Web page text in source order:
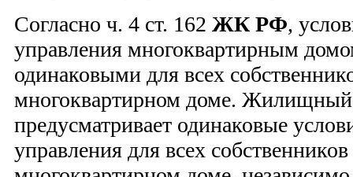
Согласно ч. 4 ст. 162 ЖК РФ,
управления многоквартирным
одинаковыми для всех
многоквартирном доме. Жилищный
предусматривает одинаковые
управления для всех